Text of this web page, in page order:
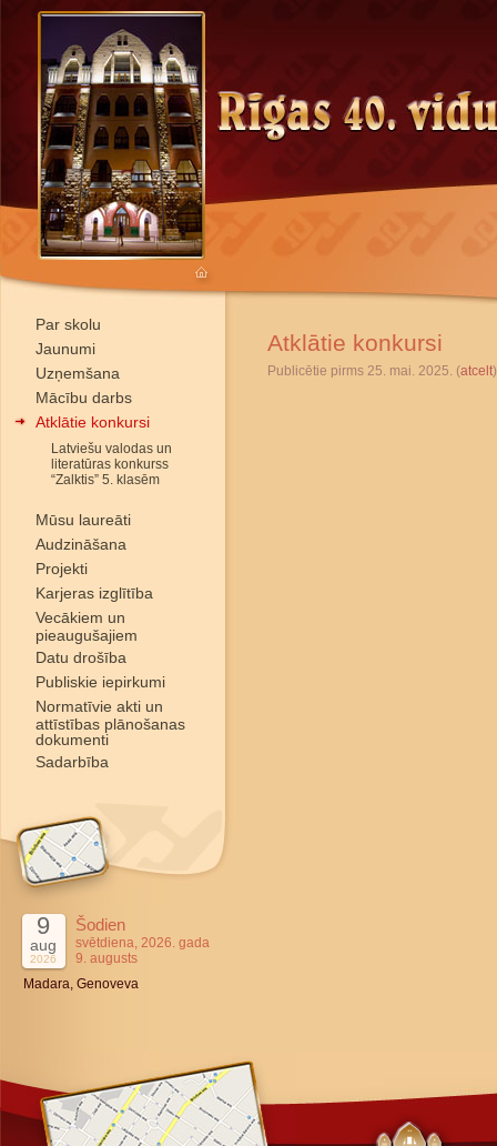
Par skolu
Jaunumi
Uzņemšana
Mācību darbs
Atklātie konkursi
Latviešu valodas un
literatūras konkurss
“Zalktis” 5. klasēm
Mūsu laureāti
Audzināšana
Projekti
Karjeras izglītība
Vecākiem un
pieaugušajiem
Datu drošība
Publiskie iepirkumi
Normatīvie akti un
attīstības plānošanas
dokumenti
Sadarbība
9
aug
2026
Šodien
svētdiena, 2026. gada
9. augusts
Madara, Genoveva
Atklātie konkursi
Publicētie pirms 25. mai. 2025. (atcelt)